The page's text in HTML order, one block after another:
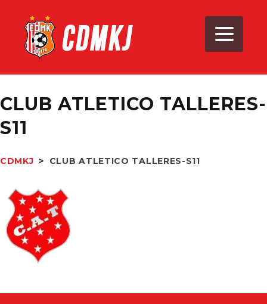
CLUB ATLETICO TALLERES-
S11
CDMKJ > CLUB ATLETICO TALLERES-S11